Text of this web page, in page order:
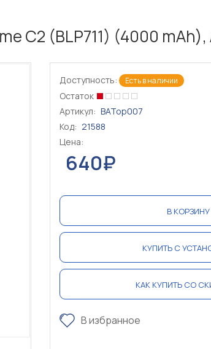
C2 (BLP711) (4000 mAh),
Доступность: Есть в наличии
Остаток
Артикул: BATop007
Код: 21588
Цена:
640₽
В КОРЗИНУ
КУПИТЬ С
КАК КУПИТЬ СО
В избранное